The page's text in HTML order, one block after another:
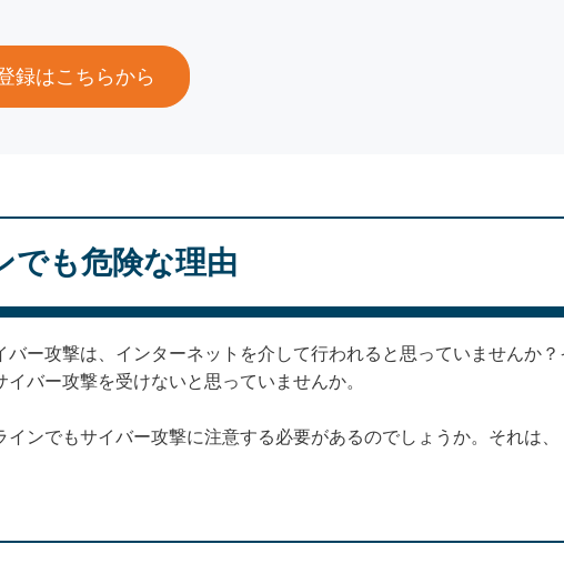
録はこちらから
でも危険な理由
バー攻撃は、インターネットを介して行われると思っていませんか
バー攻撃を受けないと思っていませんか。
インでもサイバー攻撃に注意する必要があるのでしょうか。それは